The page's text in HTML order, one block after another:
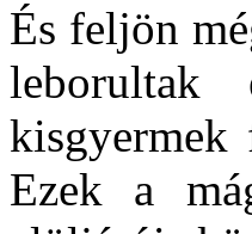
És feljön
leborultak
kisgyermek
Ezek a